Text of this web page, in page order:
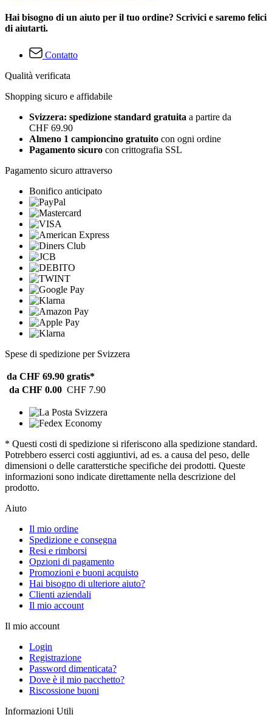
Hai bisogno di un aiuto per il tuo ordine? Scrivici e saremo felici
di aiutarti.
Contatto
Qualità verificata
Shopping sicuro e affidabile
Svizzera: spedizione standard gratuita a partire da
CHF 69.90
Almeno 1 campioncino gratuito con ogni ordine
Pagamento sicuro con crittografia SSL
Pagamento sicuro attraverso
Bonifico anticipato
Spese di spedizione per Svizzera
da CHF 69.90 gratis*
da CHF 0.00 CHF 7.90
* Questi costi di spedizione si riferiscono alla spedizione standard.
Potrebbero esserci costi aggiuntivi, ad es. a causa del peso, delle
dimensioni o delle caratterstiche specifiche dei prodotti. Queste
informazioni sono indicate direttamente nella descrizione del
prodotto.
Aiuto
Il mio ordine
Spedizione e consegna
Resi e rimborsi
Opzioni di pagamento
Promozioni e buoni acquisto
Hai bisogno di ulteriore aiuto?
Clienti aziendali
Il mio account
Il mio account
Login
Registrazione
Password dimenticata?
Dove è il mio pacchetto?
Riscossione buoni
Informazioni Utili